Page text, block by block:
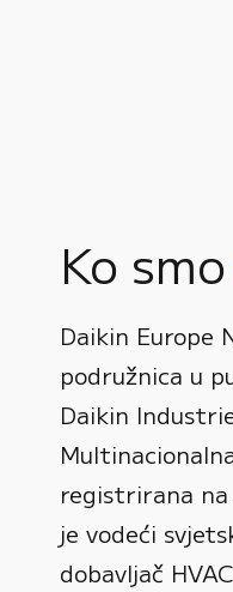
Ko smo
Daikin Europe
podružnica u
Daikin
registrirana
je vodeći
dobavljač
0